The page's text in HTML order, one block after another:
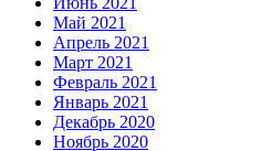
Май 2021
Апрель 2021
Март 2021
Февраль 2021
Январь 2021
Декабрь 2020
Ноябрь 2020